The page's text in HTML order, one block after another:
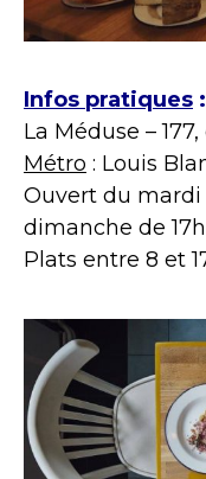
Infos pratiques :
La Méduse –
Métro : Louis
Ouvert du mardi
dimanche de
Plats entre 8 et